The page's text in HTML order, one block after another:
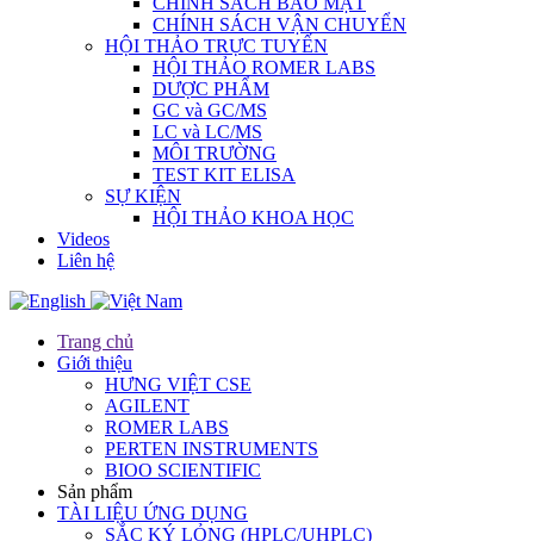
CHÍNH SÁCH VẬN CHUYỂN
HỘI THẢO TRỰC TUYẾN
HỘI THẢO ROMER LABS
DƯỢC PHẨM
GC và GC/MS
LC và LC/MS
MÔI TRƯỜNG
TEST KIT ELISA
SỰ KIỆN
HỘI THẢO KHOA HỌC
Videos
Liên hệ
Trang chủ
Giới thiệu
HƯNG VIỆT CSE
AGILENT
ROMER LABS
PERTEN INSTRUMENTS
BIOO SCIENTIFIC
Sản phẩm
TÀI LIỆU ỨNG DỤNG
SẮC KÝ LỎNG (HPLC/UHPLC)